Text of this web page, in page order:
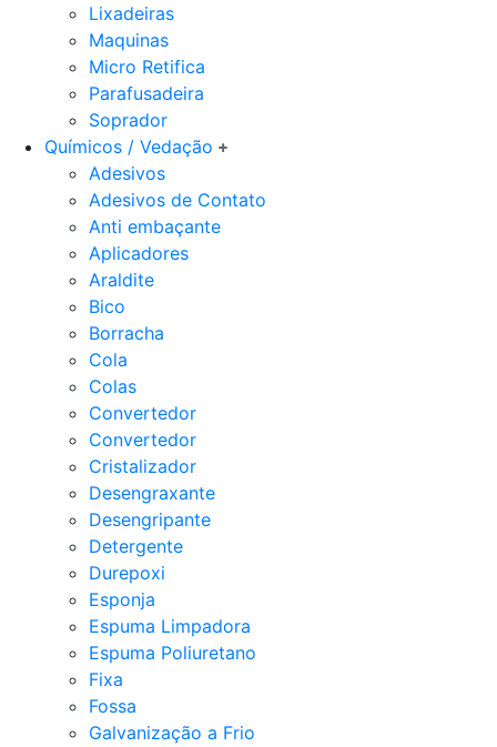
Lixadeiras
Maquinas
Micro Retifica
Parafusadeira
Soprador
Químicos / Vedação
Adesivos
Adesivos de Contato
Anti embaçante
Aplicadores
Araldite
Bico
Borracha
Cola
Colas
Convertedor
Convertedor
Cristalizador
Desengraxante
Desengripante
Detergente
Durepoxi
Esponja
Espuma Limpadora
Espuma Poliuretano
Fixa
Fossa
Galvanização a Frio